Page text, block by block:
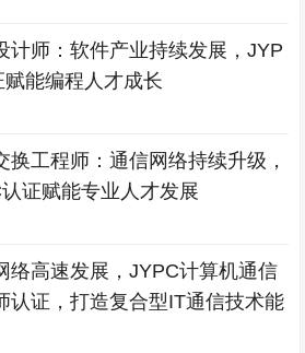
计师：软件产业持续发展，JYP
赋能编程人才成长
换工程师：通信网络持续升级，
证赋能专业人才发展
络高速发展，JYPC计算机通信
认证，打造复合型IT通信技术能